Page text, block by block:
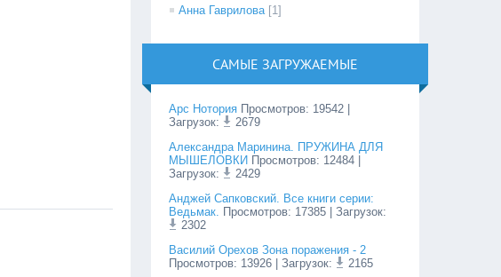
Анна Гаврилова [1]
САМЫЕ ЗАГРУЖАЕМЫЕ
Арс Нотория Просмотров: 19542
Загрузок:
2679
Александра Маринина. ПРУЖИНА ДЛЯ
МЫШЕЛОВКИ Просмотров: 12484
Загрузок:
2429
Анджей Сапковский. Все книги серии:
Ведьмак. Просмотров: 17385 | Загрузок:
2302
Василий Орехов Зона поражения - 2
Просмотров: 13926 | Загрузок:
2165